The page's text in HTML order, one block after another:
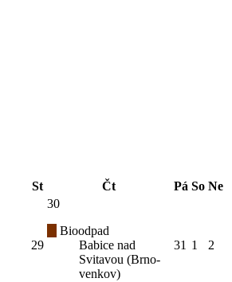
St Čt Pá So Ne
29
30
Bioodpad
Babice nad
Svitavou (Brno-
venkov)
31 1 2